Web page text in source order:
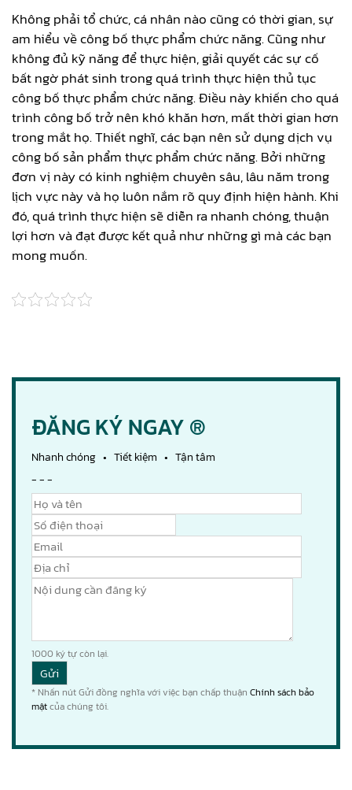
Không phải tổ chức, cá nhân nào cũng có thời gian, sự
am hiểu về công bố thực phẩm chức năng. Cũng như
không đủ kỹ năng để thực hiện, giải quyết các sự cố
bất ngờ phát sinh trong quá trình thực hiện thủ tục
công bố thực phẩm chức năng. Điều này khiến cho quá
trình công bố trở nên khó khăn hơn, mất thời gian hơn
trong mắt họ. Thiết nghĩ, các bạn nên sử dụng dịch vụ
công bố sản phẩm thực phẩm chức năng. Bởi những
đơn vị này có kinh nghiệm chuyên sâu, lâu năm trong
lịch vực này và họ luôn nắm rõ quy định hiện hành. Khi
đó, quá trình thực hiện sẽ diễn ra nhanh chóng, thuận
lợi hơn và đạt được kết quả như những gì mà các bạn
mong muốn.
ĐĂNG KÝ NGAY ®
Nhanh chóng • Tiết kiệm • Tận tâm
- - -
1000 ký tự còn lại.
* Nhấn nút Gửi đồng nghĩa với việc bạn chấp thuận Chính sách bảo
mậtcủa chúng tôi.